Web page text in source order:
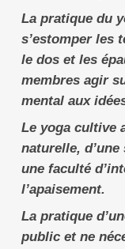
La pratique du
s’estomper les
le dos et les
membres agir
mental aux
Le yoga cultive
naturelle,
une faculté
l’apaisement.
La pratique
public et ne